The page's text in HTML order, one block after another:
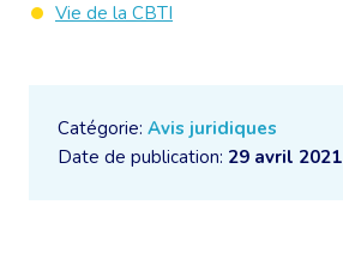
Catégorie: Avis juridiques
Date de publication: 29 avril 2021
Vie de la CBTI